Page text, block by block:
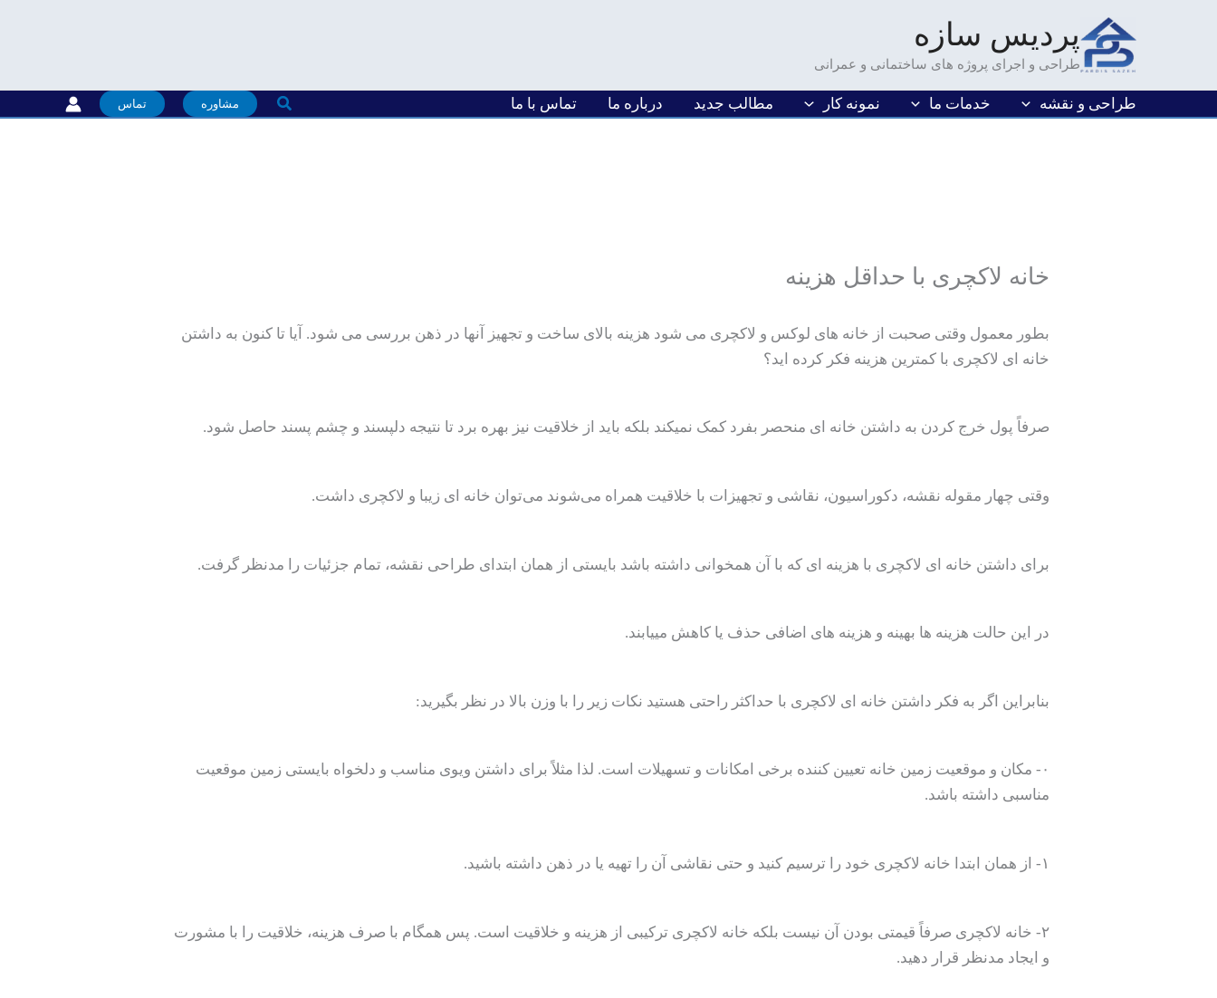
پردیس سازه
طراحی و اجرای پروژه های ساختمانی و عمرانی
طراحی و نقشه خدمات ما نمونه کار مطالب جدید درباره ما تماس با ما جستجو مشاوره تماس
خانه لاکچری با حداقل هزینه
بطور معمول وقتی صحبت از خانه های لوکس و لاکچری می شود هزینه بالای ساخت و تجهیز آنها در ذهن بررسی می شود. آیا تا کنون به داشتن
خانه ای لاکچری با کمترین هزینه فکر کرده اید؟
صرفاً پول خرج کردن به داشتن خانه ای منحصر بفرد کمک نمیکند بلکه باید از خلاقیت نیز بهره برد تا نتیجه دلپسند و چشم پسند حاصل شود.
وقتی چهار مقوله نقشه، دکوراسیون، نقاشی و تجهیزات با خلاقیت همراه می‌شوند می‌توان خانه ای زیبا و لاکچری داشت.
برای داشتن خانه ای لاکچری با هزینه ای که با آن همخوانی داشته باشد بایستی از همان ابتدای طراحی نقشه، تمام جزئیات را مدنظر گرفت.
در این حالت هزینه ها بهینه و هزینه های اضافی حذف یا کاهش مییابند.
بنابراین اگر به فکر داشتن خانه ای لاکچری با حداکثر راحتی هستید نکات زیر را با وزن بالا در نظر بگیرید:
۰- مکان و موقعیت زمین خانه تعیین کننده برخی امکانات و تسهیلات است. لذا مثلاً برای داشتن ویوی مناسب و دلخواه بایستی زمین موقعیت
مناسبی داشته باشد.
۱- از همان ابتدا خانه لاکچری خود را ترسیم کنید و حتی نقاشی آن را تهیه یا در ذهن داشته باشید.
۲- خانه لاکچری صرفاً قیمتی بودن آن نیست بلکه خانه لاکچری ترکیبی از هزینه و خلاقیت است. پس همگام با صرف هزینه، خلاقیت را با مشورت
و ایجاد مدنظر قرار دهید.